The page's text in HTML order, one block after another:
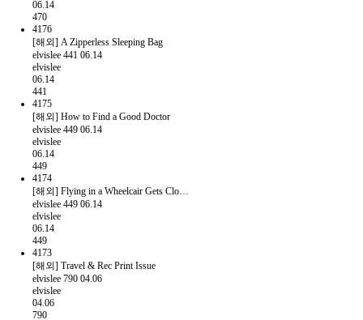
06.14
470
4176
[해외] A Zipperless Sleeping Bag
elvislee 441 06.14
elvislee
06.14
441
4175
[해외] How to Find a Good Doctor
elvislee 449 06.14
elvislee
06.14
449
4174
[해외] Flying in a Wheelcair Gets Clo…
elvislee 449 06.14
elvislee
06.14
449
4173
[해외] Travel & Rec Print Issue
elvislee 790 04.06
elvislee
04.06
790